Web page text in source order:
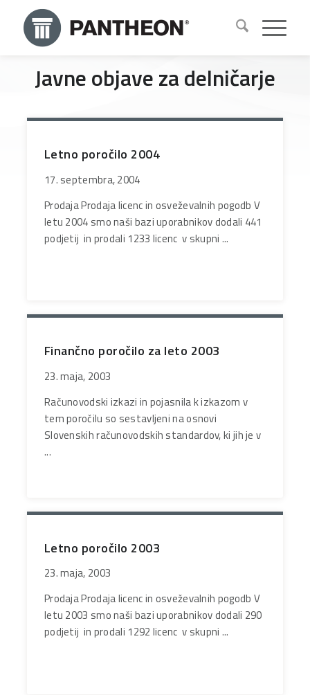
Javne objave za delničarje
Letno poročilo 2004
17. septembra, 2004
Prodaja Prodaja licenc in osveževalnih pogodb V
letu 2004 smo naši bazi uporabnikov dodali 441
podjetij in prodali 1233 licenc v skupni ...
Finančno poročilo za leto 2003
23. maja, 2003
Računovodski izkazi in pojasnila k izkazom v
tem poročilu so sestavljeni na osnovi
Slovenskih računovodskih standardov, ki jih je v
...
Letno poročilo 2003
23. maja, 2003
Prodaja Prodaja licenc in osveževalnih pogodb V
letu 2003 smo naši bazi uporabnikov dodali 290
podjetij in prodali 1292 licenc v skupni ...